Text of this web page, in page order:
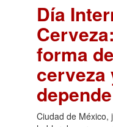
Día
forma
cerveza
Ciudad de México,